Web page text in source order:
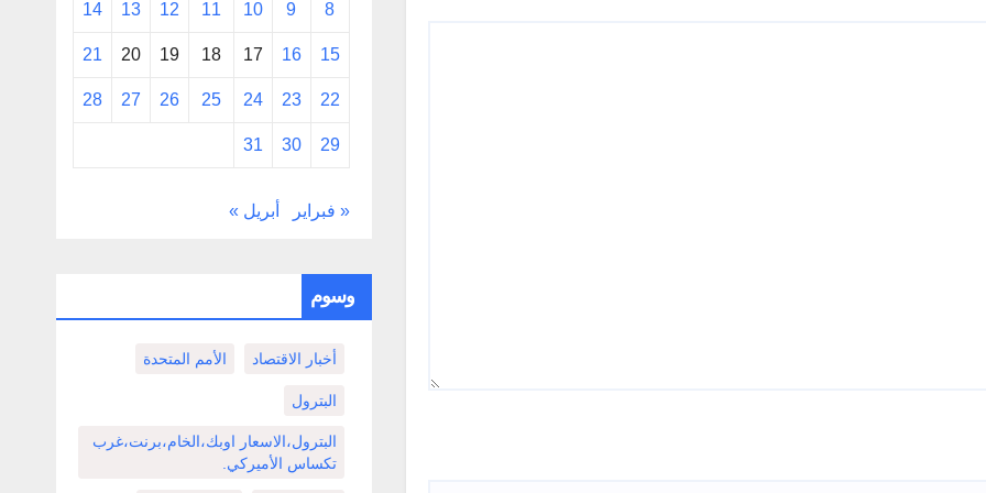
8
9
10
11
12
13
14
15
16
17
18
19
20
21
22
23
24
25
26
27
28
29
30
31
« فبراير أبريل »
وسوم
أخبار الاقتصاد الأمم المتحدة
البترول
البترول،الاسعار اوبك،الخام،برنت،غرب
تكساس الأميركي.